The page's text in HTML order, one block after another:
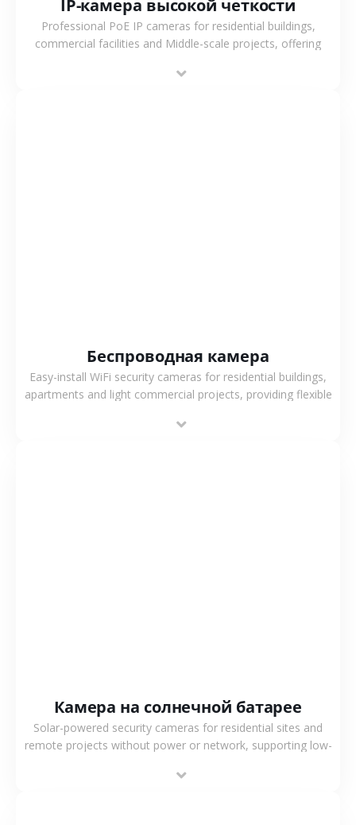
IP-камера высокой четкости
Professional PoE IP cameras for residential buildings,
commercial facilities and Middle-scale projects, offering
support.
Беспроводная камера
Easy-install WiFi security cameras for residential buildings,
apartments and light commercial projects, providing flexible
Камера на солнечной батарее
Solar-powered security cameras for residential sites and
remote projects without power or network, supporting low-
monitoring.